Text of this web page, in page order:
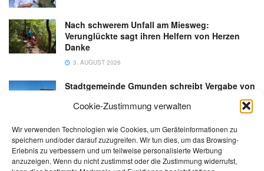
Cookie-Zustimmung verwalten
Wir verwenden Technologien wie Cookies, um Geräteinformationen zu
speichern und/oder darauf zuzugreifen. Wir tun dies, um das Browsing-
Erlebnis zu verbessern und um teilweise personalisierte Werbung
anzuzeigen. Wenn du nicht zustimmst oder die Zustimmung widerrufst,
Nach schwerem Unfall am Miesweg:
Verunglückte sagt ihren Helfern von Herzen
Danke
3. AUGUST 2026
Stadtgemeinde Gmunden schreibt Vergabe von
Gastronomiebetrieb an der Esplanade neu aus